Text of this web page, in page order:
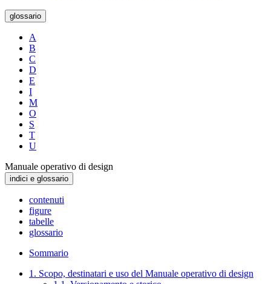
glossario
A
B
C
D
E
I
M
O
S
T
U
Manuale operativo di design
indici e glossario
contenuti
figure
tabelle
glossario
Sommario
1. Scopo, destinatari e uso del Manuale operativo di design